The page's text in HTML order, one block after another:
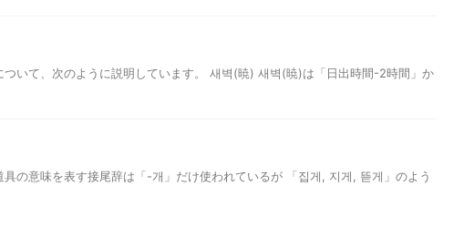
いて、次のように説明しています。 새벽(暁) 새벽(暁)は「日出時間-2時間」か
の意味を表す接尾辞は「-개」だけ使われているが 「집게, 지게, 뜯게」のよう